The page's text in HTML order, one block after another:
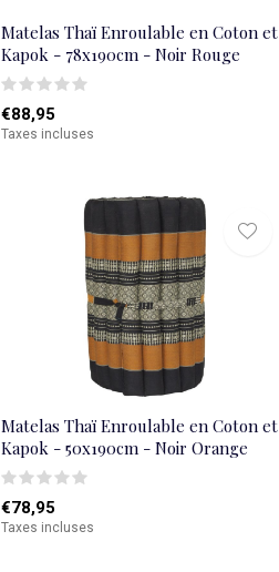
Matelas Thaï Enroulable en Coton et
Kapok - 78x190cm - Noir Rouge
€88,95
Taxes incluses
Matelas Thaï Enroulable en Coton et
Kapok - 50x190cm - Noir Orange
€78,95
Taxes incluses